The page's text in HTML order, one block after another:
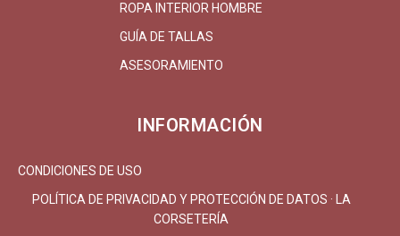
ROPA INTERIOR HOMBRE
GUÍA DE TALLAS
ASESORAMIENTO
INFORMACIÓN
CONDICIONES DE USO
POLÍTICA DE PRIVACIDAD Y PROTECCIÓN DE DATOS · LA
CORSETERÍA